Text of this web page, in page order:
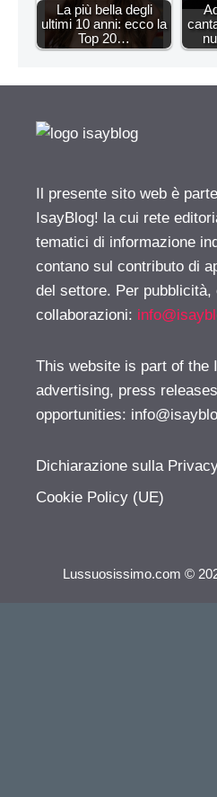
La più bella degli
ultimi 10 anni: ecco la
Top 20…
Il presente sito web è
IsayBlog! la cui rete
tematici di informazione
contano sul contributo di
del settore. Per pubblicità,
collaborazioni:
This website is part of the
advertising, press
opportunities:
Dichiarazione sulla
Cookie Policy (UE)
Lussuosissimo.com ©